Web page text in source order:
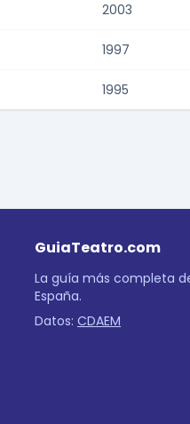
2003
1997
1995
GuiaTeatro.com
La guía más completa
España.
Datos: CDAEM